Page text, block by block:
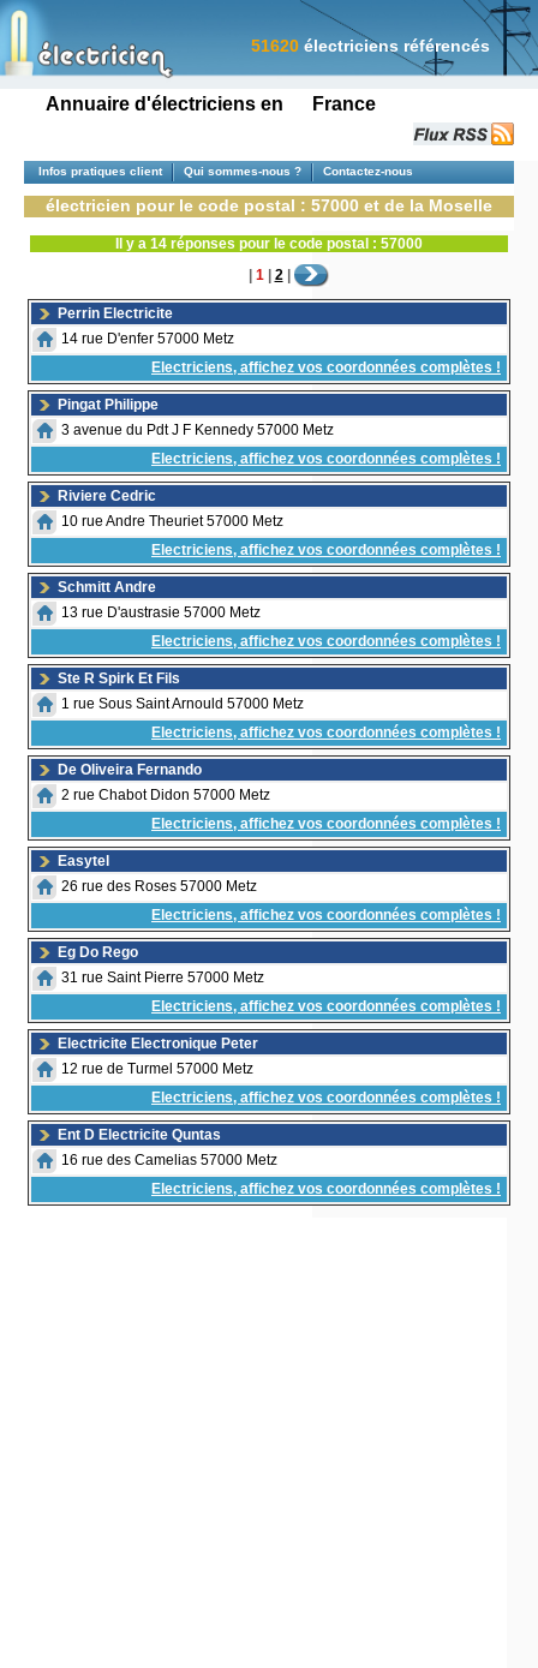
Annuaire d'électriciens en France
51620 électriciens référencés
Infos pratiques client Qui sommes-nous ? Contactez-nous
électricien pour le code postal : 57000 et de la Moselle
Il y a 14 réponses pour le code postal : 57000
| 1 | 2 |
Perrin Electricite
14 rue D'enfer 57000 Metz
Electriciens, affichez vos coordonnées complètes !
Pingat Philippe
3 avenue du Pdt J F Kennedy 57000 Metz
Electriciens, affichez vos coordonnées complètes !
Riviere Cedric
10 rue Andre Theuriet 57000 Metz
Electriciens, affichez vos coordonnées complètes !
Schmitt Andre
13 rue D'austrasie 57000 Metz
Electriciens, affichez vos coordonnées complètes !
Ste R Spirk Et Fils
1 rue Sous Saint Arnould 57000 Metz
Electriciens, affichez vos coordonnées complètes !
De Oliveira Fernando
2 rue Chabot Didon 57000 Metz
Electriciens, affichez vos coordonnées complètes !
Easytel
26 rue des Roses 57000 Metz
Electriciens, affichez vos coordonnées complètes !
Eg Do Rego
31 rue Saint Pierre 57000 Metz
Electriciens, affichez vos coordonnées complètes !
Electricite Electronique Peter
12 rue de Turmel 57000 Metz
Electriciens, affichez vos coordonnées complètes !
Ent D Electricite Quntas
16 rue des Camelias 57000 Metz
Electriciens, affichez vos coordonnées complètes !